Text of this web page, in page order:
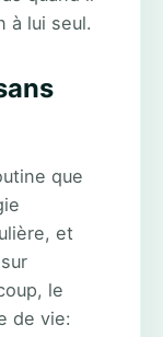
à lui seul.
que
et
le
de vie: